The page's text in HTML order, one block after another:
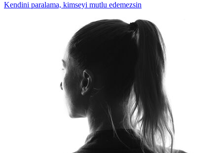
Kendini paralama, kimseyi mutlu edemezsin